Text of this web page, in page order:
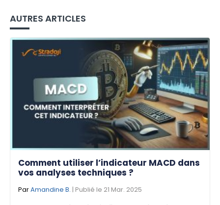
AUTRES ARTICLES
Comment utiliser l’indicateur MACD dans
vos analyses techniques ?
ParAmandine B. | Publié le 21 Mar. 2025